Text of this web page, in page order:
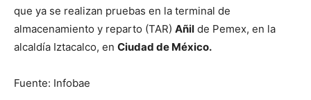
que ya se realizan pruebas en la terminal de
almacenamiento y reparto (TAR) Añil de Pemex, en la
alcaldía Iztacalco, en Ciudad de México.
Fuente: Infobae